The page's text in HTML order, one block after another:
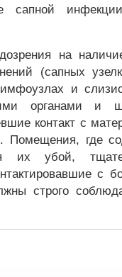
сапной
на
(сапных
и
органами и
контакт с
Помещения, где
их убой,
с
строго